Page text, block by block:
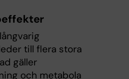
till flera stora
gäller
och metabola